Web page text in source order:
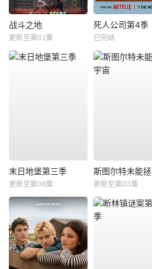
战斗之地
更新至第02集
死人公司第4季
已完结
末日地堡第三季
更新至第06集 更新至第03集